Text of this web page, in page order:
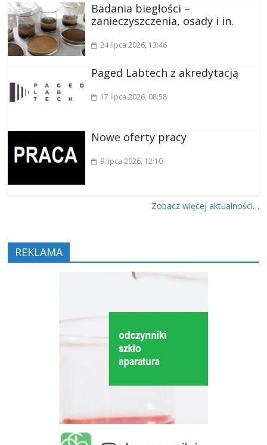
Badania biegłości –
zanieczyszczenia, osady i in.
24 lipca 2026, 13:46
Paged Labtech z akredytacją
17 lipca 2026, 08:58
Nowe oferty pracy
9 lipca 2026, 12:10
Zobacz więcej aktualności…
REKLAMA